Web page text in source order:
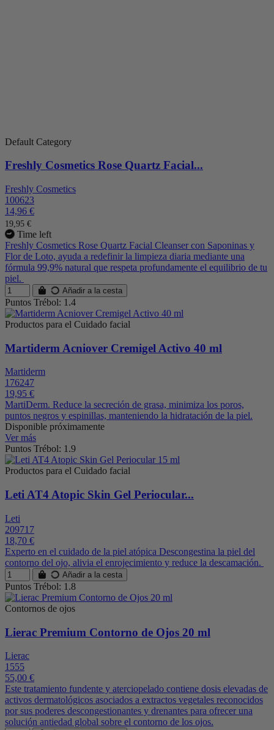
Default Category
Freshly Cosmetics Rose Quartz Facial...
Freshly Cosmetics
100623
14,96 €
19,95 €
Time left
Freshly Cosmetics Rose Quartz Facial Cleanser con Saponinas y
Flor de Loto, ayuda a redefinir la limpieza diaria mediante una
fórmula 99,9% natural que respeta profundamente el equilibrio de tu
piel.
Añadir a la cesta
Puntos Trébol: 1.4
Productos para el Cuidado facial
Martiderm Acniover Cremigel Activo 40 ml
Martiderm
176247
19,95 €
MartiDerm. Reduce la secreción de grasa, minimiza los poros,
puntos negros y espinillas, manteniendo la hidratación de la piel.
Disponible próximamente
Ver más
Puntos Trébol: 1.9
Productos para el Cuidado facial
Leti AT4 Atopic Skin Gel Periocular...
Leti
209717
18,70 €
Experto en el cuidado de la piel atópica Descongestina la piel del
contorno del ojo, alivia el enrojecimiento y reduce la descamación.
Añadir a la cesta
Puntos Trébol: 1.8
Contornos de ojos
Lierac Premium Contorno de Ojos 20 ml
Lierac
1555
55,00 €
Este tratamiento fundente y aterciopelado contiene dosis elevadas de
activos dermatológicos asociados a extractos vegetales reconocidos
por sus poderes descongestionantes y drenantes para ofrecer una
solución antiedad global sobre el contorno de los ojos.